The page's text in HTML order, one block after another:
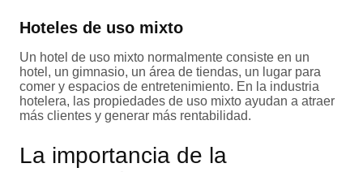
Hoteles de uso mixto
Un hotel de uso mixto normalmente consiste en un
hotel, un gimnasio, un área de tiendas, un lugar para
comer y espacios de entretenimiento. En la industria
hotelera, las propiedades de uso mixto ayudan a atraer
más clientes y generar más rentabilidad.
La importancia de la